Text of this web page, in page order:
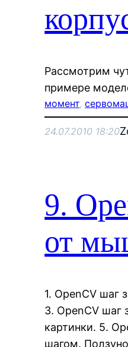
Рассмотрим
примере
момент,
24.07.2010 18:20
9.
от
1. OpenCV шаг
3. OpenCV шаг
картинки. 5.
шагом.